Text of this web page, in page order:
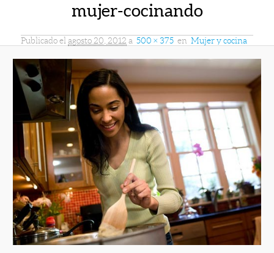
mujer-cocinando
Publicado el agosto 20, 2012 a 500 × 375 en Mujer y cocina